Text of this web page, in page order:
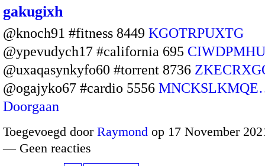
gakugixh
@knoch91 #fitness 8449 KGOTRPUXTG
@ypevudych17 #california 695
@uxaqasynkyfo60 #torrent 8736
@ogajyko67 #cardio 5556
Doorgaan
Toegevoegd door Raymond op 17 November
— Geen reacties